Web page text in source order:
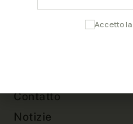
Contatto
Notizie
Accetto la